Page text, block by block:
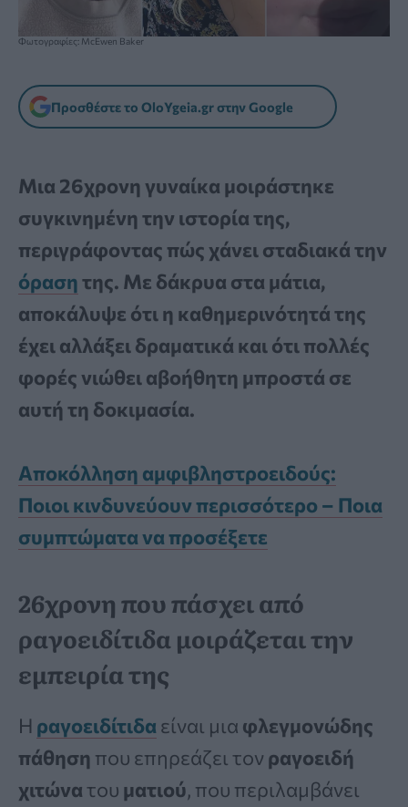
Φωτογραφίες: McEwen Baker
Προσθέστε το OloYgeia.gr στην Google
Μια 26χρονη γυναίκα μοιράστηκε
συγκινημένη την ιστορία της,
περιγράφοντας πώς χάνει σταδιακά την
όρασητης. Με δάκρυα στα μάτια,
αποκάλυψε ότι η καθημερινότητά της
έχει αλλάξει δραματικά και ότι πολλές
φορές νιώθει αβοήθητη μπροστά σε
αυτή τη δοκιμασία.
Αποκόλληση αμφιβληστροειδούς:
Ποιοι κινδυνεύουν περισσότερο – Ποια
συμπτώματα να προσέξετε
26χρονη που πάσχει από
ραγοειδίτιδα μοιράζεται την
εμπειρία της
Η ραγοειδίτιδα είναι μια φλεγμονώδης
πάθηση που επηρεάζει τον ραγοειδή
χιτώνα του ματιού, που περιλαμβάνει